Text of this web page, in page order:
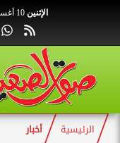
الإثنين 10 أغسطس 2026
الرئيسية أخبار